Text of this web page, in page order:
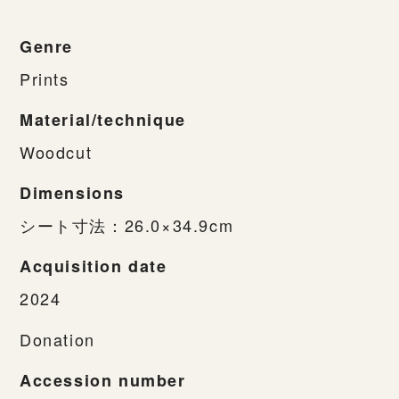
Genre
Prints
Material/technique
Woodcut
Dimensions
シート寸法：26.0×34.9cm
Acquisition date
2024
Donation
Accession number